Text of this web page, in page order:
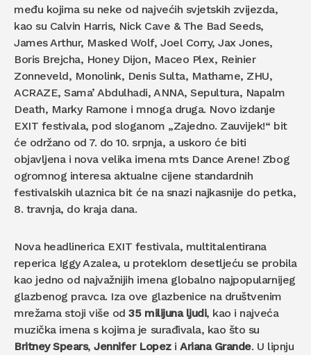
među kojima su neke od najvećih svjetskih zvijezda,
kao su Calvin Harris, Nick Cave & The Bad Seeds,
James Arthur, Masked Wolf, Joel Corry, Jax Jones,
Boris Brejcha, Honey Dijon, Maceo Plex, Reinier
Zonneveld, Monolink, Denis Sulta, Mathame, ZHU,
ACRAZE, Sama’ Abdulhadi, ANNA, Sepultura, Napalm
Death, Marky Ramone i mnoga druga. Novo izdanje
EXIT festivala, pod sloganom „Zajedno. Zauvijek!“ bit
će održano od 7. do 10. srpnja, a uskoro će biti
objavljena i nova velika imena mts Dance Arene! Zbog
ogromnog interesa aktualne cijene standardnih
festivalskih ulaznica bit će na snazi najkasnije do petka,
8. travnja, do kraja dana.
Nova headlinerica EXIT festivala, multitalentirana
reperica Iggy Azalea, u proteklom desetljeću se probila
kao jedno od najvažnijih imena globalno najpopularnijeg
glazbenog pravca. Iza ove glazbenice na društvenim
mrežama stoji više od35 milijuna ljudi, kao i najveća
muzička imena s kojima je surađivala, kao što su
Britney Spears,Jennifer LopeziAriana Grande. U lipnju